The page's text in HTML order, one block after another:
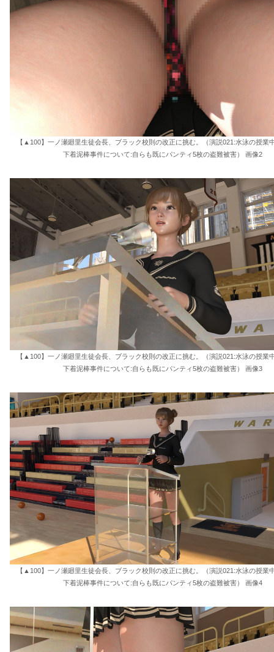
【▲100】一ノ瀬廻里生徒会長、ブラック校則の改正に挑む。（演説021:水泳の授業
下着泥棒事件について:自らも既にパンティ5枚の盗難被害） 画像2
【▲100】一ノ瀬廻里生徒会長、ブラック校則の改正に挑む。（演説021:水泳の授業
下着泥棒事件について:自らも既にパンティ5枚の盗難被害） 画像3
【▲100】一ノ瀬廻里生徒会長、ブラック校則の改正に挑む。（演説021:水泳の授業
下着泥棒事件について:自らも既にパンティ5枚の盗難被害） 画像4